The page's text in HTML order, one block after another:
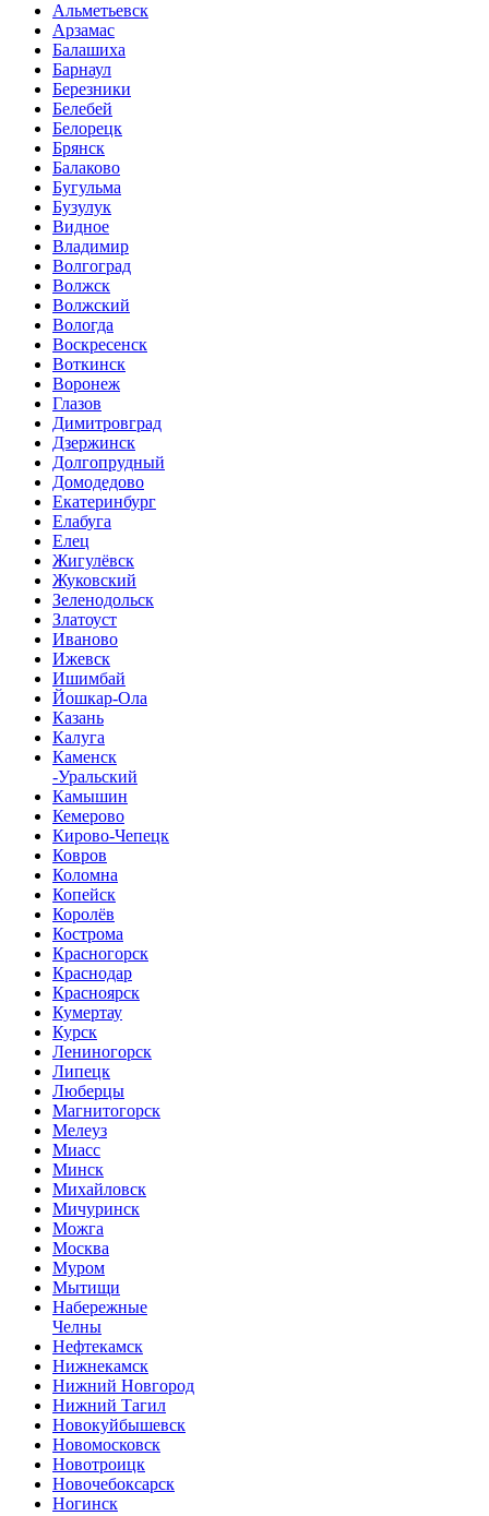
Альметьевск
Арзамас
Балашиха
Барнаул
Березники
Белебей
Белорецк
Брянск
Балаково
Бугульма
Бузулук
Видное
Владимир
Волгоград
Волжск
Волжский
Вологда
Воскресенск
Воткинск
Воронеж
Глазов
Димитровград
Дзержинск
Долгопрудный
Домодедово
Екатеринбург
Елабуга
Елец
Жигулёвск
Жуковский
Зеленодольск
Златоуст
Иваново
Ижевск
Ишимбай
Йошкар-Ола
Казань
Калуга
Каменск
-Уральский
Камышин
Кемерово
Кирово-Чепецк
Ковров
Коломна
Копейск
Королёв
Кострома
Красногорск
Краснодар
Красноярск
Кумертау
Курск
Лениногорск
Липецк
Люберцы
Магнитогорск
Мелеуз
Миасс
Минск
Михайловск
Мичуринск
Можга
Москва
Муром
Мытищи
Набережные
Челны
Нефтекамск
Нижнекамск
Нижний Новгород
Нижний Тагил
Новокуйбышевск
Новомосковск
Новотроицк
Новочебоксарск
Ногинск